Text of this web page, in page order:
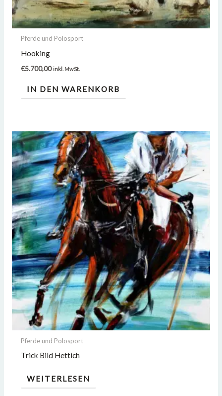
Pferde und Polosport
Hooking
€5.700,00 inkl. MwSt.
IN DEN WARENKORB
Pferde und Polosport
Trick Bild Hettich
WEITERLESEN